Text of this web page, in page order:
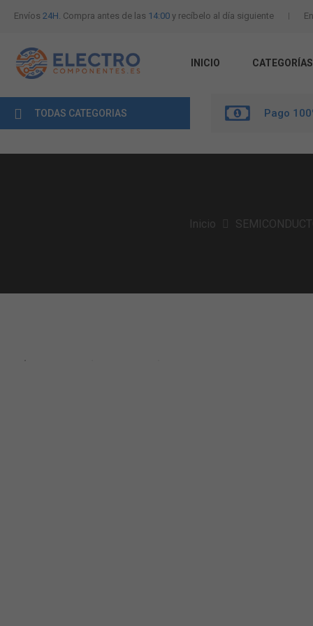
Envíos 24H. Compra antes de las 14:00 y recíbelo al día siguiente
INICIO CATEGORÍAS
TODAS CATEGORIAS Pago
Inicio